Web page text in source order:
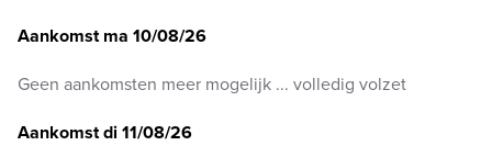
Aankomst ma 10/08/26
Geen aankomsten meer mogelijk ... volledig volzet
Aankomst di 11/08/26